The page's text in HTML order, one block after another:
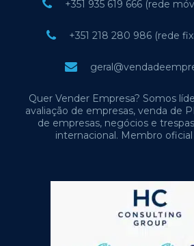
+351 935 619 666 (rede
+351 218 280 986 (rede
Quer Vender Empresa? Somos
avaliação de empresas, venda de
de empresas, negócios e
internacional. Membro oficial